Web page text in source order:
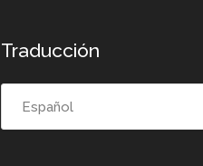
Traducción